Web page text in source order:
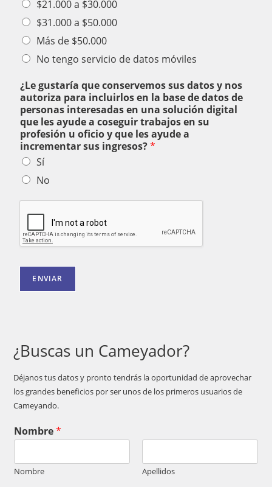
$21.000 a $30.000
$31.000 a $50.000
Más de $50.000
No tengo servicio de datos móviles
¿Le gustaría que conservemos sus datos y nos
autoriza para incluirlos en la base de datos de
personas interesadas en una solución digital
que les ayude a coseguir trabajos en su
profesión u oficio y que les ayude a
incrementar sus ingresos?*
Sí
No
ENVIAR
¿Buscas un Cameyador?
Déjanos tus datos y pronto tendrás la oportunidad de aprovechar
los grandes beneficios por ser unos de los primeros usuarios de
Cameyando.
Nombre*
Nombre Apellidos